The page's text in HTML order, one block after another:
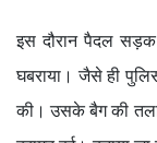
इस दौरान पैदल
घबराया। जैसे ही
की। उसके बैग की